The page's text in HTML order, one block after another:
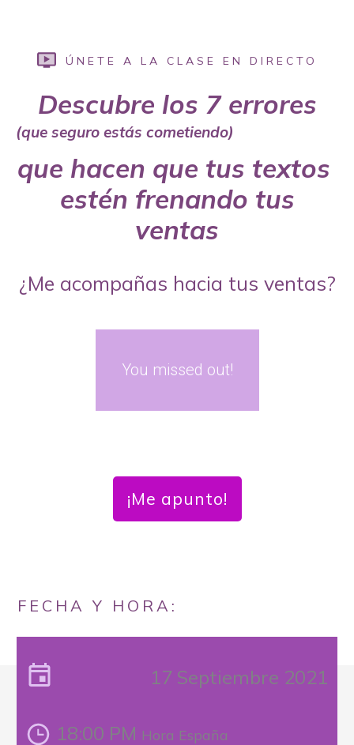
ÚNETE A LA CLASE EN DIRECTO
Descubre los 7 errores
(que seguro estás cometiendo)
que hacen que tus textos
estén frenando tus
ventas
¿Me acompañas hacia tus ventas?
You missed out!
¡Me apunto!
FECHA Y HORA:
17 Septiembre 2021
18:00 PM Hora España